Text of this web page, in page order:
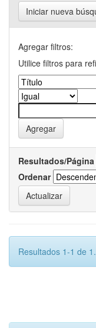
Iniciar nueva
Agregar filtros:
Utilice filtros para
Resultados/Página
Ordenar
Resultados 1-1 de 1.